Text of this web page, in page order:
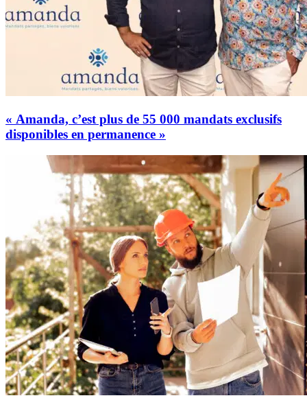
« Amanda, c’est plus de 55 000 mandats exclusifs
disponibles en permanence »